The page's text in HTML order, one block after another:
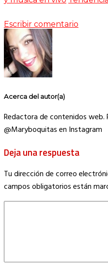
Escribir comentario
Acerca del autor(a)
Redactora de contenidos web.
@Maryboquitas en Instagram
Deja una respuesta
Tu dirección de correo
campos obligatorios están